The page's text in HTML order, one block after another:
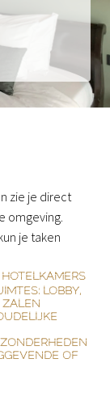
zie je direct
omgeving.
je taken
LOBBY,
ZALEN
OF